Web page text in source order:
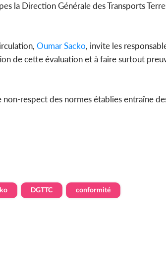
la Direction Générale des Transports
Oumar Sacko, invite les
de cette évaluation et à faire surtout
non-respect des normes établies entraîne
DGTTC conformité